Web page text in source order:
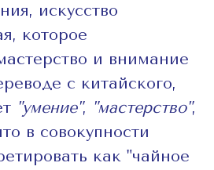
искусство
которое
и внимание
с китайского,
"умение", "мастерство",
в совокупности
как "чайное